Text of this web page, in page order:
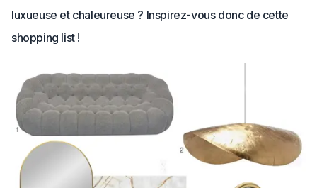
luxueuse et chaleureuse ? Inspirez-vous donc de cette
shopping list !